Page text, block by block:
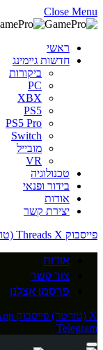
Close Menu
ראשי
חדשות גיימינג
ביקורות
PC
XBX
PS5
PS5 Pro
Switch
מובייל
VR
טכנולוגיה
בידור ופנאי
אודות
יצירת קשר
פייסבוק
Threads X (טוויטר)
אודות
צור קשר
פרסמו אצלנו
X (טוויטר) פייסבוק
Telegram